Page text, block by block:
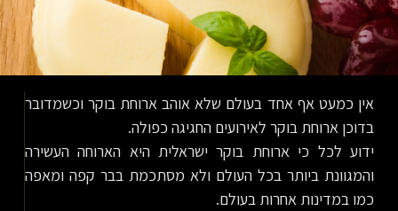
אין כמעט אף אחד בעולם שלא אוהב ארוחת בוקר וכשמדובר
בדוכן ארוחת בוקר לאירועים החגיגה כפולה.
ידוע לכל כי ארוחת בוקר ישראלית היא הארוחה העשירה
והמגוונת ביותר בכל העולם ולא מסתכמת בבר קפה ומאפה
כמו במדינות אחרות בעולם.